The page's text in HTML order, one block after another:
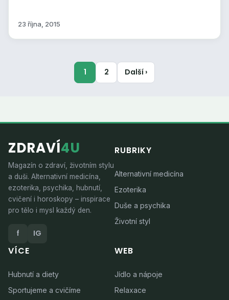
23 října, 2015
1 2 Další ›
ZDRAVÍ4U
Magazín o zdraví, životním stylu
a duši. Alternativní medicína,
ezoterika, psychika, hubnutí,
cvičení i horoskopy – inspirace
pro tělo i mysl každý den.
f IG
RUBRIKY
Alternativní medicína
Ezoterika
Duše a psychika
Životní styl
VÍCE
Hubnutí a diety
Sportujeme a cvičíme
WEB
Jídlo a nápoje
Relaxace